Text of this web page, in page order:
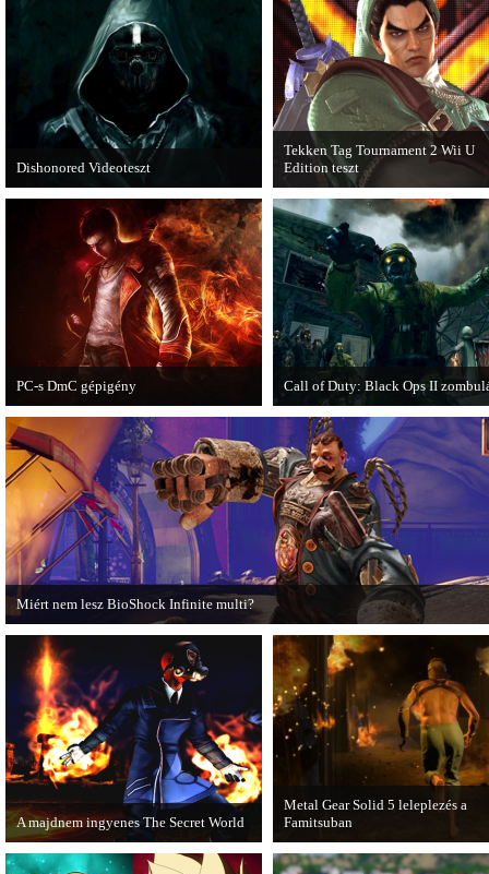
Expansion Pack.
Dishonored Videoteszt
Chris és Wilson bemutatja a 2012-es év
egyik legnagyobb meglepetését.
Pörögjön a Dishonored videoteszt!
Tekken Tag Tournament 2 Wii U
Edition teszt
Az extrákkal felturbózott Tekken
Tournament 2 a Wii U konzolon is
ütősre sikeredett.
PC-s DmC gépigény
Napvilágra került a DmC PC-s
változatának gépigénye, ezzel együtt a
megjelenési dátumot is bejelentette a
kiadó.
Call of Duty: Black Ops II
Egy DLC formájában jelent meg
of Duty: Black Ops II Nuketown
Zombies.
Miért nem lesz BioShock Infinite multi?
A BioShock Infinite fejlesztői hosszasan indokolják, hogy miért nem érdemes
multiplayer móddal felruházni a játékot.
A majdnem ingyenes The Secret World
A The Secret World alapjáték
Metal Gear Solid 5 leleplezés a
Famitsuban
Hamarosan minden tisztázódik a